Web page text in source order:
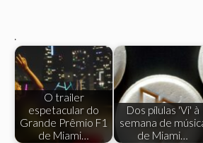
.
O trailer
espetacular do
Grande Prêmio F1
de Miami…
Dos pílulas 'Vi' à
semana de
de Miami…